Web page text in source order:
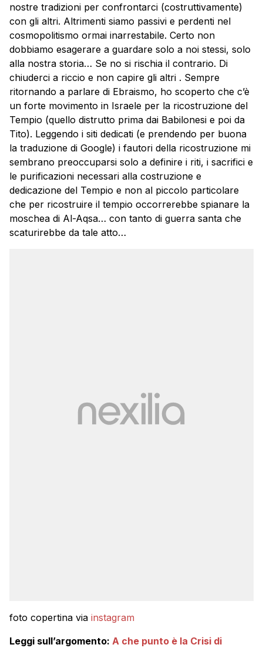
nostre tradizioni per confrontarci (costruttivamente)
con gli altri. Altrimenti siamo passivi e perdenti nel
cosmopolitismo ormai inarrestabile. Certo non
dobbiamo esagerare a guardare solo a noi stessi, solo
alla nostra storia… Se no si rischia il contrario. Di
chiuderci a riccio e non capire gli altri . Sempre
ritornando a parlare di Ebraismo, ho scoperto che c’è
un forte movimento in Israele per la ricostruzione del
Tempio (quello distrutto prima dai Babilonesi e poi da
Tito). Leggendo i siti dedicati (e prendendo per buona
la traduzione di Google) i fautori della ricostruzione mi
sembrano preoccuparsi solo a definire i riti, i sacrifici e
le purificazioni necessari alla costruzione e
dedicazione del Tempio e non al piccolo particolare
che per ricostruire il tempio occorrerebbe spianare la
moschea di Al-Aqsa… con tanto di guerra santa che
scaturirebbe da tale atto…
foto copertina via instagram
Leggi sull’argomento: A che punto è la Crisi di